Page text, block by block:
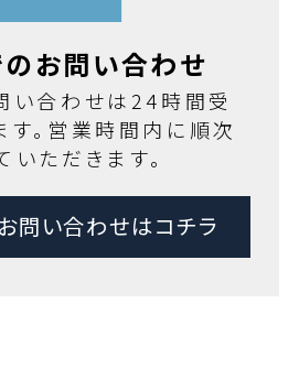
のお問い合わせ
い合わせは24時間受
す。営業時間内に順次
ただきます。
問い合わせはコチラ